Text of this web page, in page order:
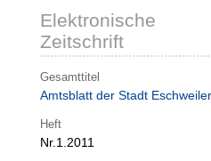
Elektronische
Zeitschrift
Gesamttitel
Amtsblatt der Stadt Eschweiler
Heft
Nr.1.2011